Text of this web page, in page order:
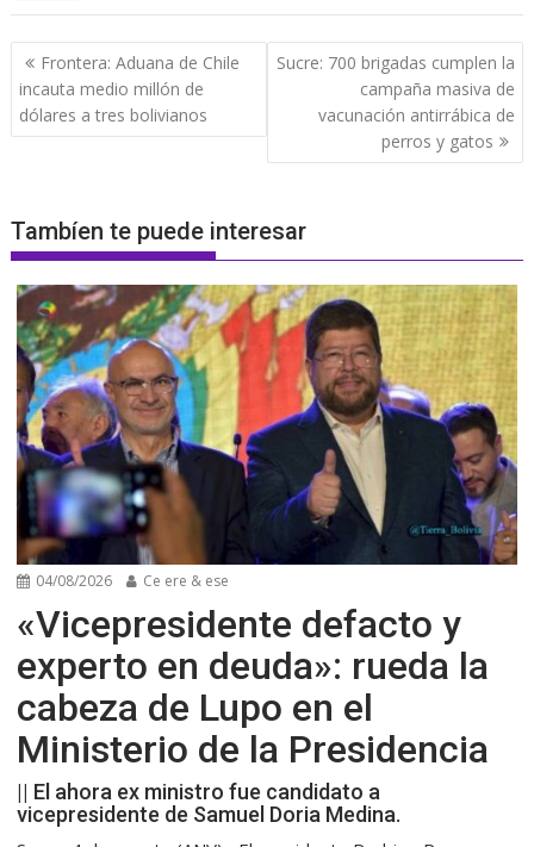
Navegación
de
entradas
Frontera: Aduana de Chile
incauta medio millón de
dólares a tres bolivianos
Sucre: 700 brigadas cumplen la
campaña masiva de
vacunación antirrábica de
perros y gatos
Tambíen te puede interesar
04/08/2026 Ce ere & ese
«Vicepresidente defacto y
experto en deuda»: rueda la
cabeza de Lupo en el
Ministerio de la Presidencia
|| El ahora ex ministro fue candidato a
vicepresidente de Samuel Doria Medina.